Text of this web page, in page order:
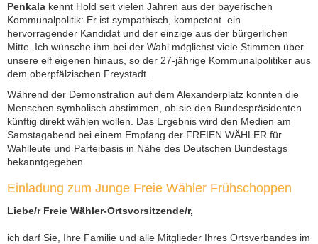
Penkala kennt Hold seit vielen Jahren aus der bayerischen
Kommunalpolitik: Er ist sympathisch, kompetent  ein
hervorragender Kandidat und der einzige aus der bürgerlichen
Mitte. Ich wünsche ihm bei der Wahl möglichst viele Stimmen über
unsere elf eigenen hinaus, so der 27-jährige Kommunalpolitiker aus
dem oberpfälzischen Freystadt.
Während der Demonstration auf dem Alexanderplatz konnten die
Menschen symbolisch abstimmen, ob sie den Bundespräsidenten
künftig direkt wählen wollen. Das Ergebnis wird den Medien am
Samstagabend bei einem Empfang der FREIEN WÄHLER für
Wahlleute und Parteibasis in Nähe des Deutschen Bundestags
bekanntgegeben.
Einladung zum Junge Freie Wähler Frühschoppen
Liebe/r Freie Wähler-Ortsvorsitzende/r,
ich darf Sie, Ihre Familie und alle Mitglieder Ihres Ortsverbandes im